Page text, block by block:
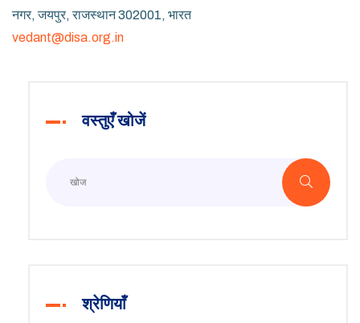
नगर, जयपुर, राजस्थान 302001, भारत
vedant@disa.org.in
वस्तुएँ खोजें
श्रेणियाँ